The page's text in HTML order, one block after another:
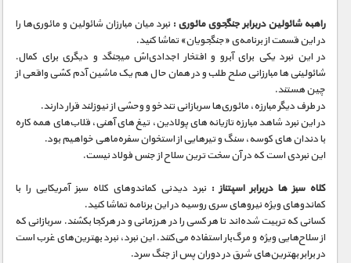
راهبه شائولین دربرابر جنگجوی مائوری : نبرد میان مبارزان شائولین و مائوری‌ها را
در این قسمت از برنامه‌ی «جنگجویان» تماشا کنید.
در این نبرد یکی برای آبرو و افتخار اجدادی‌اش میجنگد و دیگری برای کمال.
شائولینی‌ ها مبارزانی صلح‌ طلب و در‌‌ همان حال هم یک ماشین آدم‌ کشی واقعی از
چین هستند.
در طرف دیگر مبارزه، مائوری‌ها سربازانی تند‌خو و وحشی از نیوزلند قرار دارند.
در این نبرد شاهد مبارزه‌ تازیانه‌ های پولادین، تیغ‌ های آهنی، قلاب‌های همه‌ کاره
با دندان‌ های کوسه، سنگ و تیرهایی از استخوان سفره‌ماهی خواهیم بود.
این نبردی است که در آن سخت‌ ترین سلاح از جنس فولاد نیست.
کلاه سبز ها دربرابر اسپتناز : نبرد دیدنی کماندوهای کلاه سبز آمریکایی را با
کماندوهای ویژه نیروهای سری روسیه در این برنامه تماشا کنید.
کسانی که تربیت شده‌اند تا هر کسی را در هرزمانی و در هرکجا بکشند. سربازانی که
از سلاح‌هایی ویژه و مرگ‌بار استفاده می‌کنند. این نبرد، نبرد بهترین‌های غرب است
در برابر بهترین‌های شرق در دوران پس از جنگ سرد.